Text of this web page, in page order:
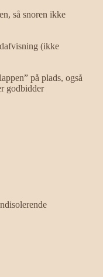
så snoren ikke
(ikke
på plads, også
godbidder